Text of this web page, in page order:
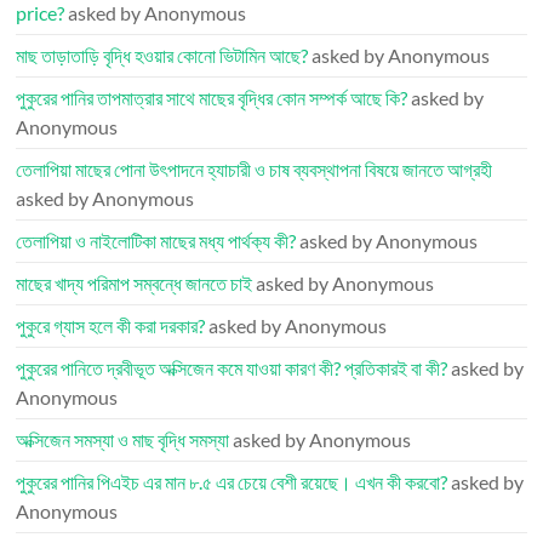
price?asked by Anonymous
মাছ তাড়াতাড়ি বৃদ্ধি হওয়ার কোনো ভিটামিন আছে?asked by Anonymous
পুকুরের পানির তাপমাত্রার সাথে মাছের বৃদ্ধির কোন সম্পর্ক আছে কি?asked by
Anonymous
তেলাপিয়া মাছের পোনা উৎপাদনে হ্যাচারী ও চাষ ব্যবস্থাপনা বিষয়ে জানতে আগ্রহী
asked by Anonymous
তেলাপিয়া ও নাইলোটিকা মাছের মধ্য পার্থক্য কী?asked by Anonymous
মাছের খাদ্য পরিমাপ সম্বন্ধে জানতে চাইasked by Anonymous
পুকুরে গ্যাস হলে কী করা দরকার?asked by Anonymous
পুকুরের পানিতে দ্রবীভূত অক্সিজেন কমে যাওয়া কারণ কী? প্রতিকারই বা কী?asked by
Anonymous
অক্সিজেন সমস্যা ও মাছ বৃদ্ধি সমস্যাasked by Anonymous
পুকুরের পানির পিএইচ এর মান ৮.৫ এর চেয়ে বেশী রয়েছে। এখন কী করবো?asked by
Anonymous